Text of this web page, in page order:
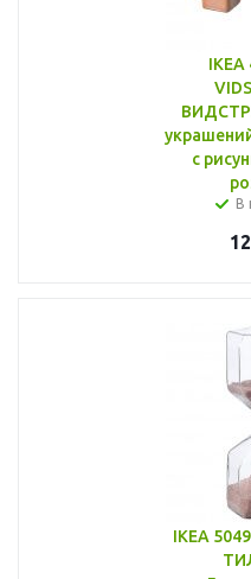
IKEA
с
В
IKEA